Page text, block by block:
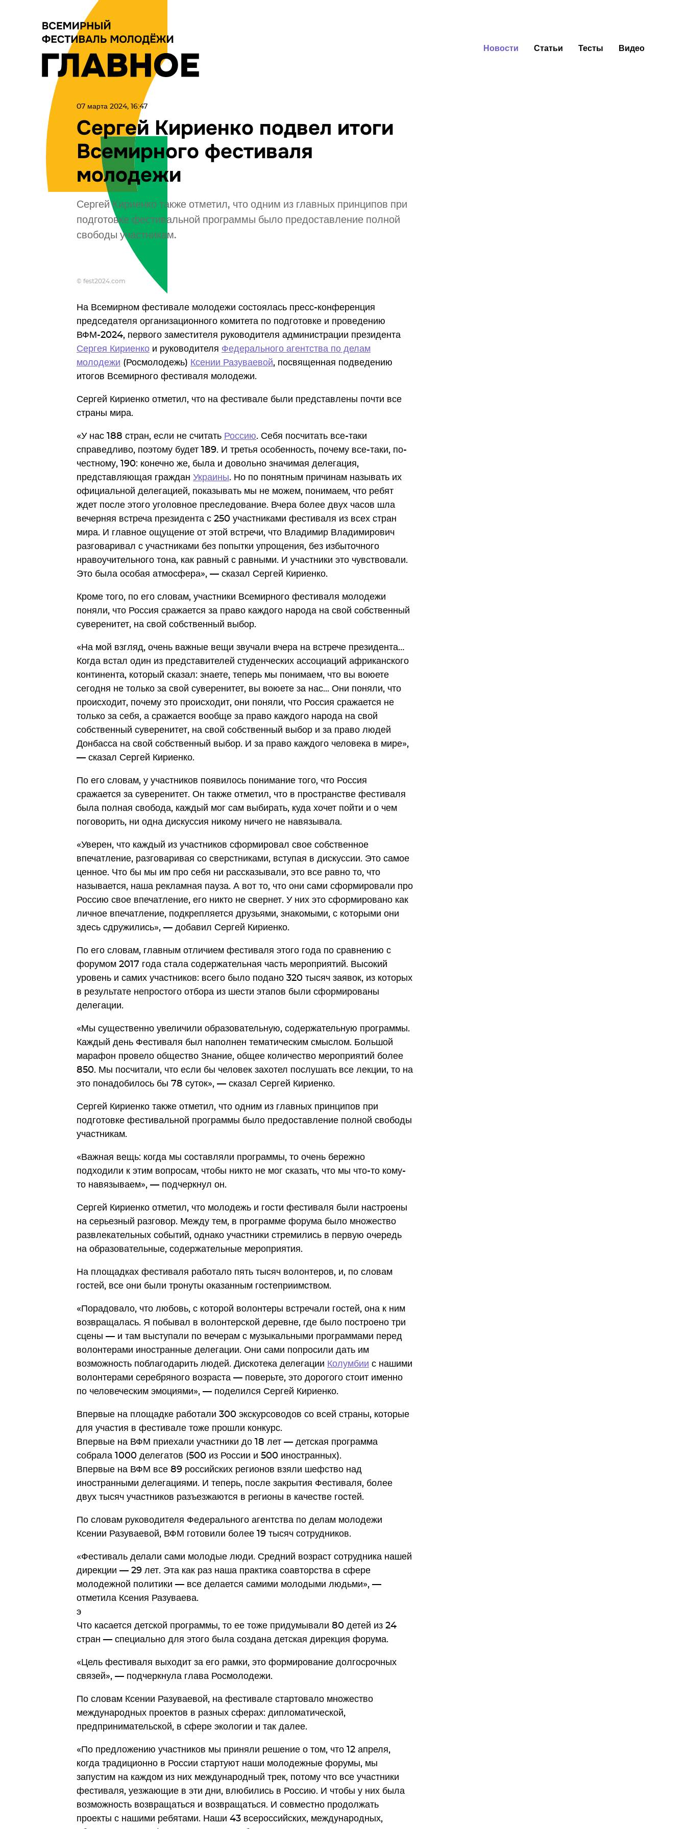
Новости Статьи Тесты Видео
07 марта 2024, 16:47
Сергей Кириенко подвел итоги
Всемирного фестиваля
молодежи
Сергей Кириенко также отметил, что одним из главных принципов при
подготовке фестивальной программы было предоставление полной
свободы участникам.
© fest2024.com
На Всемирном фестивале молодежи состоялась пресс-конференция
председателя организационного комитета по подготовке и проведению
ВФМ-2024, первого заместителя руководителя администрации президента
Сергея Кириенко и руководителя Федерального агентства по делам
молодежи (Росмолодежь) Ксении Разуваевой, посвященная подведению
итогов Всемирного фестиваля молодежи.
Сергей Кириенко отметил, что на фестивале были представлены почти все
страны мира.
«У нас 188 стран, если не считать Россию. Себя посчитать все-таки
справедливо, поэтому будет 189. И третья особенность, почему все-таки, по-
честному, 190: конечно же, была и довольно значимая делегация,
представляющая граждан Украины. Но по понятным причинам называть их
официальной делегацией, показывать мы не можем, понимаем, что ребят
ждет после этого уголовное преследование. Вчера более двух часов шла
вечерняя встреча президента с 250 участниками фестиваля из всех стран
мира. И главное ощущение от этой встречи, что Владимир Владимирович
разговаривал с участниками без попытки упрощения, без избыточного
нравоучительного тона, как равный с равными. И участники это чувствовали.
Это была особая атмосфера», — сказал Сергей Кириенко.
Кроме того, по его словам, участники Всемирного фестиваля молодежи
поняли, что Россия сражается за право каждого народа на свой собственный
суверенитет, на свой собственный выбор.
«На мой взгляд, очень важные вещи звучали вчера на встрече президента…
Когда встал один из представителей студенческих ассоциаций африканского
континента, который сказал: знаете, теперь мы понимаем, что вы воюете
сегодня не только за свой суверенитет, вы воюете за нас... Они поняли, что
происходит, почему это происходит, они поняли, что Россия сражается не
только за себя, а сражается вообще за право каждого народа на свой
собственный суверенитет, на свой собственный выбор и за право людей
Донбасса на свой собственный выбор. И за право каждого человека в мире»,
— сказал Сергей Кириенко.
По его словам, у участников появилось понимание того, что Россия
сражается за суверенитет. Он также отметил, что в пространстве фестиваля
была полная свобода, каждый мог сам выбирать, куда хочет пойти и о чем
поговорить, ни одна дискуссия никому ничего не навязывала.
«Уверен, что каждый из участников сформировал свое собственное
впечатление, разговаривая со сверстниками, вступая в дискуссии. Это самое
ценное. Что бы мы им про себя ни рассказывали, это все равно то, что
называется, наша рекламная пауза. А вот то, что они сами сформировали про
Россию свое впечатление, его никто не свернет. У них это сформировано как
личное впечатление, подкрепляется друзьями, знакомыми, с которыми они
здесь сдружились», — добавил Сергей Кириенко.
По его словам, главным отличием фестиваля этого года по сравнению с
форумом 2017 года стала содержательная часть мероприятий. Высокий
уровень и самих участников: всего было подано 320 тысяч заявок, из которых
в результате непростого отбора из шести этапов были сформированы
делегации.
«Мы существенно увеличили образовательную, содержательную программы.
Каждый день Фестиваля был наполнен тематическим смыслом. Большой
марафон провело общество Знание, общее количество мероприятий более
850. Мы посчитали, что если бы человек захотел послушать все лекции, то на
это понадобилось бы 78 суток», — сказал Сергей Кириенко.
Сергей Кириенко также отметил, что одним из главных принципов при
подготовке фестивальной программы было предоставление полной свободы
участникам.
«Важная вещь: когда мы составляли программы, то очень бережно
подходили к этим вопросам, чтобы никто не мог сказать, что мы что-то кому-
то навязываем», — подчеркнул он.
Сергей Кириенко отметил, что молодежь и гости фестиваля были настроены
на серьезный разговор. Между тем, в программе форума было множество
развлекательных событий, однако участники стремились в первую очередь
на образовательные, содержательные мероприятия.
На площадках фестиваля работало пять тысяч волонтеров, и, по словам
гостей, все они были тронуты оказанным гостеприимством.
«Порадовало, что любовь, с которой волонтеры встречали гостей, она к ним
возвращалась. Я побывал в волонтерской деревне, где было построено три
сцены — и там выступали по вечерам с музыкальными программами перед
волонтерами иностранные делегации. Они сами попросили дать им
возможность поблагодарить людей. Дискотека делегации Колумбии с нашими
волонтерами серебряного возраста — поверьте, это дорогого стоит именно
по человеческим эмоциями», — поделился Сергей Кириенко.
Впервые на площадке работали 300 экскурсоводов со всей страны, которые
для участия в фестивале тоже прошли конкурс.
Впервые на ВФМ приехали участники до 18 лет — детская программа
собрала 1000 делегатов (500 из России и 500 иностранных).
Впервые на ВФМ все 89 российских регионов взяли шефство над
иностранными делегациями. И теперь, после закрытия Фестиваля, более
двух тысяч участников разъезжаются в регионы в качестве гостей.
По словам руководителя Федерального агентства по делам молодежи
Ксении Разуваевой, ВФМ готовили более 19 тысяч сотрудников.
«Фестиваль делали сами молодые люди. Средний возраст сотрудника нашей
дирекции — 29 лет. Эта как раз наша практика соавторства в сфере
молодежной политики — все делается самими молодыми людьми», —
отметила Ксения Разуваева.
э
Что касается детской программы, то ее тоже придумывали 80 детей из 24
стран — специально для этого была создана детская дирекция форума.
«Цель фестиваля выходит за его рамки, это формирование долгосрочных
связей», — подчеркнула глава Росмолодежи.
По словам Ксении Разуваевой, на фестивале стартовало множество
международных проектов в разных сферах: дипломатической,
предпринимательской, в сфере экологии и так далее.
«По предложению участников мы приняли решение о том, что 12 апреля,
когда традиционно в России стартуют наши молодежные форумы, мы
запустим на каждом из них международный трек, потому что все участники
фестиваля, уезжающие в эти дни, влюбились в Россию. И чтобы у них была
возможность возвращаться и возвращаться. И совместно продолжать
проекты с нашими ребятами. Наши 43 всероссийских, международных,